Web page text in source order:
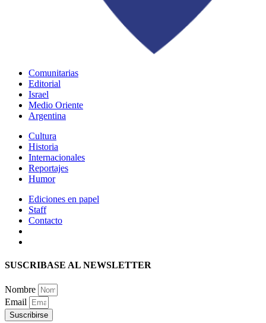
Comunitarias
Editorial
Israel
Medio Oriente
Argentina
Cultura
Historia
Internacionales
Reportajes
Humor
Ediciones en papel
Staff
Contacto
SUSCRIBASE AL NEWSLETTER
Nombre
Email
Suscribirse